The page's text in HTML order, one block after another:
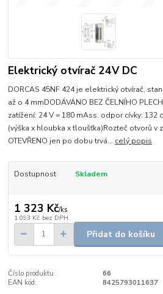
Elektrický otvírač 24V DC
DORCAS 45NF 424 je elektrický otvírač,
až o 4 mmDODÁVÁNO BEZ ČELNÍHO
zatížení: 24 V = 180 mAss. odpor cívky: 132
(výška x hloubka x tloušťka)Rozteč otvorů v
OTEVŘENO jen po dobu trvá... celý popis
Dostupnost Skladem
1 323 Kč/ks
1 093 Kč bez DPH
Přidat do košíku
Číslo produktu:
66
EAN kód:
8425793011637